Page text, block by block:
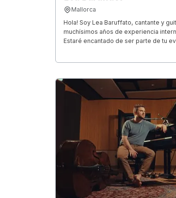
Mallorca
Hola! Soy Lea Baruffato, cantante y
muchísimos años de experiencia
Estaré encantado de ser parte de tu